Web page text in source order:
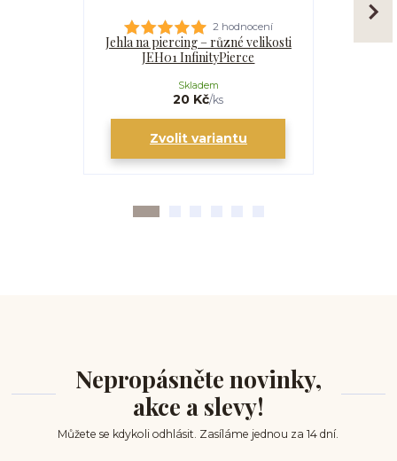
2 hodnocení
Jehla na piercing – různé velikosti
JEH01 InfinityPierce
20 Kč/ks
Skladem
Zvolit variantu
Nepropásněte novinky,
akce a slevy!
Můžete se kdykoli odhlásit. Zasíláme jednou za 14 dní.